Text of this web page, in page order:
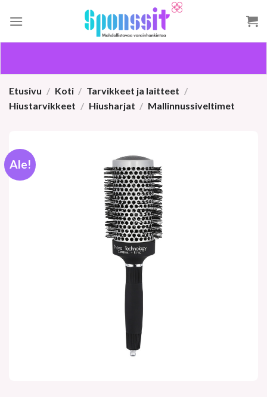
Etusivu / Koti / Tarvikkeet ja laitteet /
Hiustarvikkeet / Hiusharjat / Mallinnussiveltimet
Ale!